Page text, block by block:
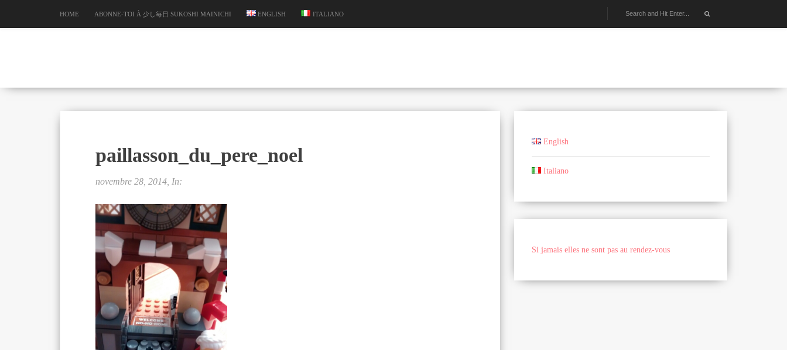
HOME ABONNE-TOI À 少し毎日 SUKOSHI MAINICHI ENGLISH ITALIANO
paillasson_du_pere_noel
novembre 28, 2014, In:
English
Italiano
Si jamais elles ne sont pas au rendez-vous